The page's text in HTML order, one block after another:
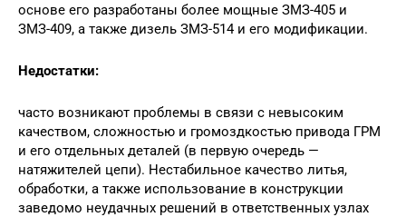
основе его разработаны более мощные ЗМЗ-405 и
ЗМЗ-409, а также дизель ЗМЗ-514 и его модификации.
Недостатки:
часто возникают проблемы в связи с невысоким
качеством, сложностью и громоздкостью привода ГРМ
и его отдельных деталей (в первую очередь —
натяжителей цепи). Нестабильное качество литья,
обработки, а также использование в конструкции
заведомо неудачных решений в ответственных узлах